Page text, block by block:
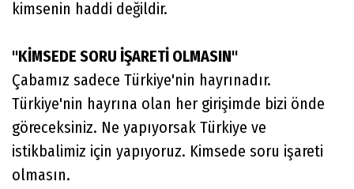
kimsenin haddi değildir.
"KİMSEDE SORU İŞARETİ OLMASIN"
Çabamız sadece Türkiye'nin hayrınadır.
Türkiye'nin hayrına olan her girişimde bizi önde
göreceksiniz. Ne yapıyorsak Türkiye ve
istikbalimiz için yapıyoruz. Kimsede soru işareti
olmasın.